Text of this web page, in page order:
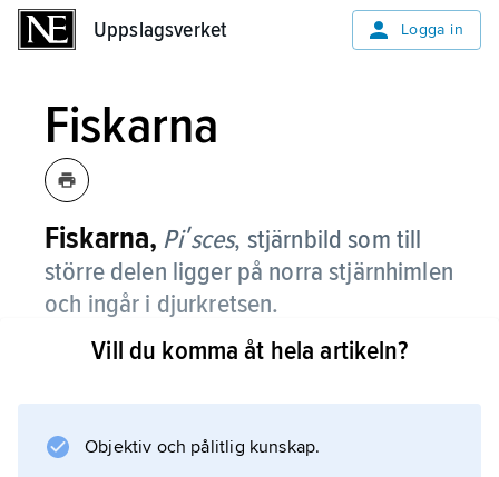
Uppslagsverket Logga in
Fiskarna
Fiskarna, Piʹsces, stjärnbild som till
större delen ligger på norra stjärnhimlen
och ingår i djurkretsen.
Fiskarna är en tämligen stor stjärnbild, men
ligger för närvarande i Fiskarna, som
Vill du komma åt hela artikeln?
Objektiv och pålitlig kunskap.